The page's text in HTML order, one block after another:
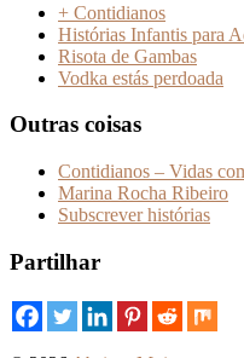
+ Contidianos
Histórias Infantis para
Risota de Gambas
Vodka estás perdoada
Outras coisas
Contidianos – Vidas
Marina Rocha Ribeiro
Subscrever histórias
Partilhar